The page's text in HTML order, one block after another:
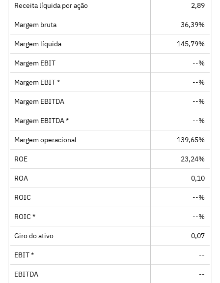
Receita líquida por ação 2,89
Margem bruta 36,39%
Margem líquida 145,79%
Margem EBIT --%
Margem EBIT * --%
Margem EBITDA --%
Margem EBITDA * --%
Margem operacional 139,65%
ROE 23,24%
ROA 0,10
ROIC --%
ROIC * --%
Giro do ativo 0,07
EBIT * --
EBITDA --